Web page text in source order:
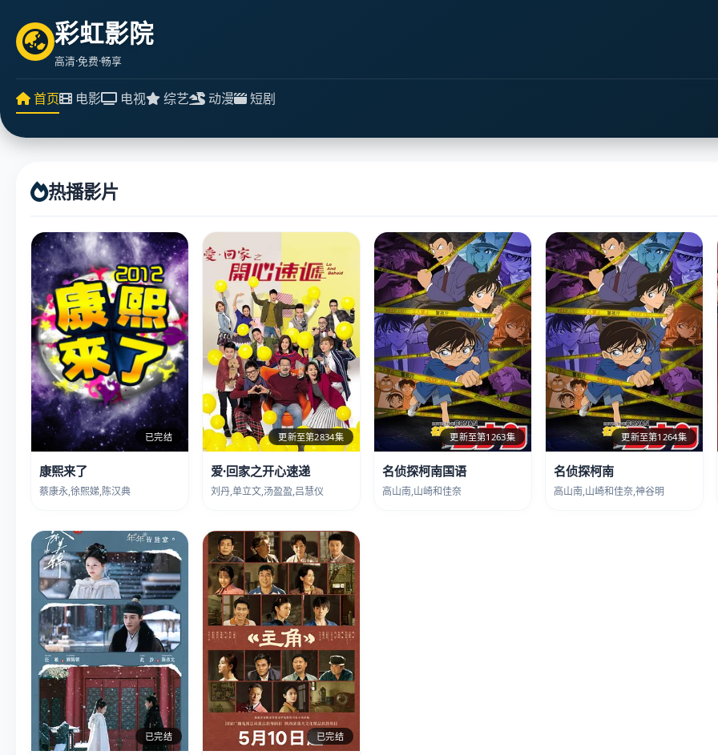
彩虹影院
高清·免费·畅享
首页 电影 电视 综艺 动漫 短剧
热播影片
已完结
康熙来了
蔡康永,徐熙娣,陈汉典
更新至第2834集
爱·回家之开心速递
刘丹,单立文,汤盈盈,吕慧仪
更新至第1263集
名侦探柯南国语
高山南,山崎和佳奈
更新至第1264集
名侦探柯南
高山南,山崎和佳奈,神谷明
已完结 已完结